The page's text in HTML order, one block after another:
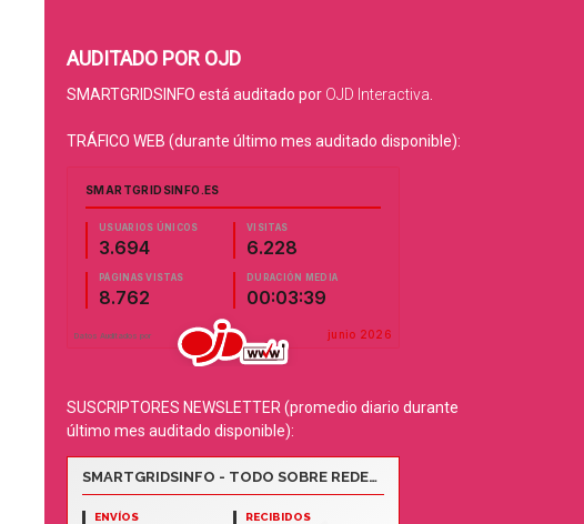
AUDITADO POR OJD
SMARTGRIDSINFO está auditado por OJD Interactiva
TRÁFICO WEB (durante último mes auditado disponible):
SUSCRIPTORES NEWSLETTER (promedio diario durante
último mes auditado disponible):